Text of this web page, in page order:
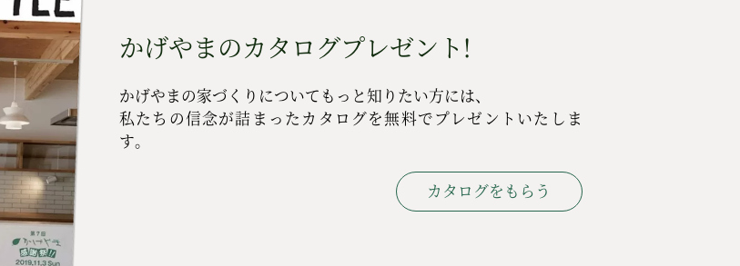
かげやまのカタログプレゼント!
かげやまの家づくりについてもっと知りたい方には、
私たちの信念が詰まったカタログを無料でプレゼントいたしま
す。
カタログをもらう